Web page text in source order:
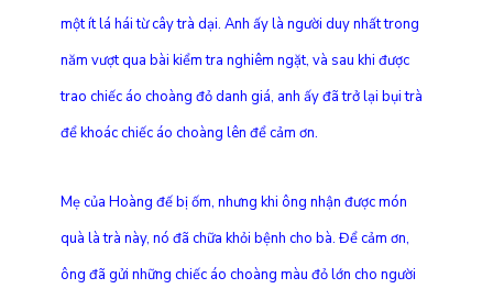
một ít lá hái từ cây trà dại. Anh ấy là người duy nhất trong
năm vượt qua bài kiểm tra nghiêm ngặt, và sau khi được
trao chiếc áo choàng đỏ danh giá, anh ấy đã trở lại bụi trà
để khoác chiếc áo choàng lên để cảm ơn.
Mẹ của Hoàng đế bị ốm, nhưng khi ông nhận được món
quà là trà này, nó đã chữa khỏi bệnh cho bà. Để cảm ơn,
ông đã gửi những chiếc áo choàng màu đỏ lớn cho người